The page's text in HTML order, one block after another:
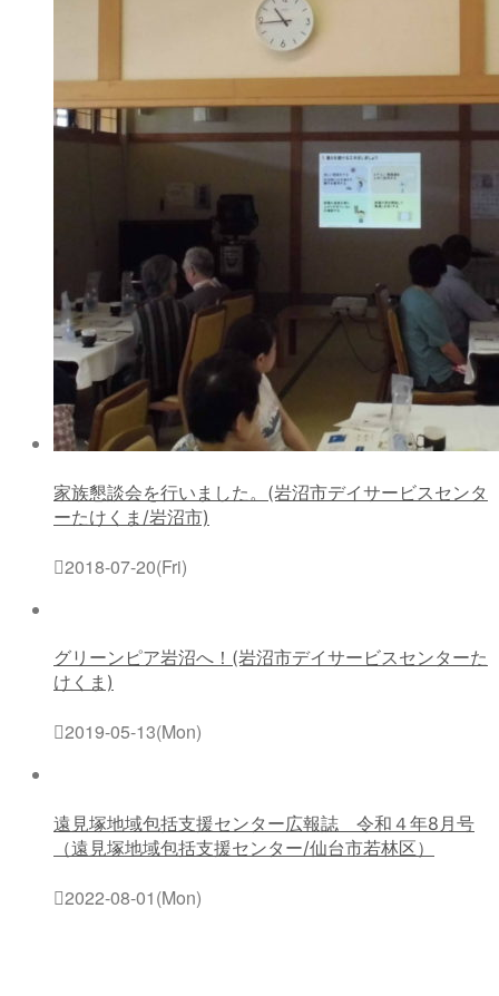
家族懇談会を行いました。(岩沼市デイサービスセンタ
ーたけくま/岩沼市)
2018-07-20(Fri)
グリーンピア岩沼へ！(岩沼市デイサービスセンターた
けくま)
2019-05-13(Mon)
遠見塚地域包括支援センター広報誌 令和４年8月号
（遠見塚地域包括支援センター/仙台市若林区）
2022-08-01(Mon)